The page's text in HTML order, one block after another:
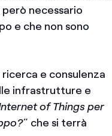
necessario
e che non sono
e consulenza
infrastrutture e
of Things per
” che si terrà